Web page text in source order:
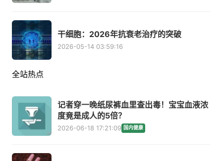
干细胞：2026年抗衰老治疗的突破
2026-05-14 03:59:16
全站热点
记者穿一晚纸尿裤血里查出毒！宝宝血液浓
度竟是成人的5倍？
2026-06-18 17:21:09 国内健康